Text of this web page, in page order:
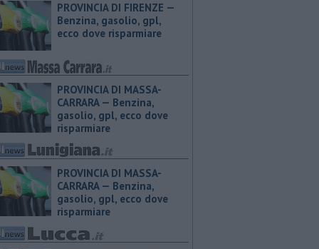
PROVINCIA DI FIRENZE — ​
Benzina, gasolio, gpl,
ecco dove risparmiare
PROVINCIA DI MASSA-
CARRARA — ​Benzina,
gasolio, gpl, ecco dove
risparmiare
PROVINCIA DI MASSA-
CARRARA — ​Benzina,
gasolio, gpl, ecco dove
risparmiare